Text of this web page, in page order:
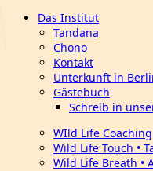
Das Institut
Tandana
Chono
Kontakt
Unterkunft in
Gästebuch
Schreib in
WIld Life Coaching
Wild Life Touch •
Wild Life Breath •